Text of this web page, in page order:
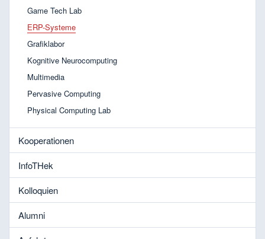
Game Tech Lab
ERP-Systeme
Grafiklabor
Kognitive Neurocomputing
Multimedia
Pervasive Computing
Physical Computing Lab
Kooperationen
InfoTHek
Kolloquien
Alumni